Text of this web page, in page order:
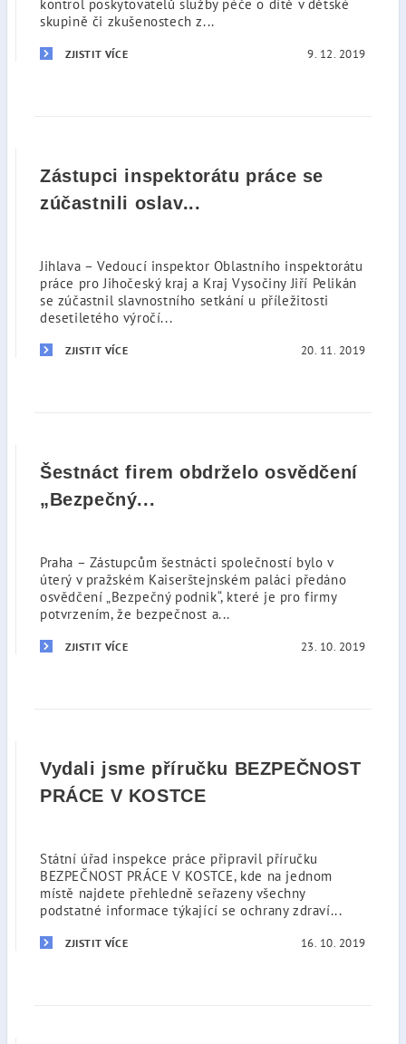
kontrol poskytovatelů služby péče o dítě v dětské
skupině či zkušenostech z...
ZJISTIT VÍCE 9. 12. 2019
Zástupci inspektorátu práce se
zúčastnili oslav...
Jihlava – Vedoucí inspektor Oblastního inspektorátu
práce pro Jihočeský kraj a Kraj Vysočiny Jiří Pelikán
se zúčastnil slavnostního setkání u příležitosti
desetiletého výročí...
ZJISTIT VÍCE 20. 11. 2019
Šestnáct firem obdrželo osvědčení
„Bezpečný...
Praha – Zástupcům šestnácti společností bylo v
úterý v pražském Kaiserštejnském paláci předáno
osvědčení „Bezpečný podnik“, které je pro firmy
potvrzením, že bezpečnost a...
ZJISTIT VÍCE 23. 10. 2019
Vydali jsme příručku BEZPEČNOST
PRÁCE V KOSTCE
Státní úřad inspekce práce připravil příručku
BEZPEČNOST PRÁCE V KOSTCE, kde na jednom
místě najdete přehledně seřazeny všechny
podstatné informace týkající se ochrany zdraví...
ZJISTIT VÍCE 16. 10. 2019